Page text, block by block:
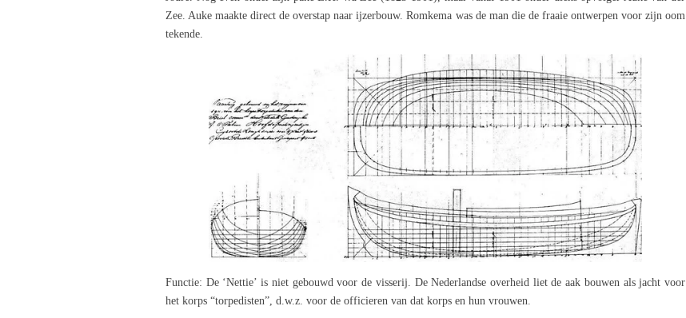
Zee. Auke maakte direct de overstap naar ijzerbouw. Romkema was de man die de fraaie ontwerpen voor zijn oom
tekende.
Functie: De ‘Nettie’ is niet gebouwd voor de visserij. De Nederlandse overheid liet de aak bouwen als jacht voor
het korps “torpedisten”, d.w.z. voor de officieren van dat korps en hun vrouwen.